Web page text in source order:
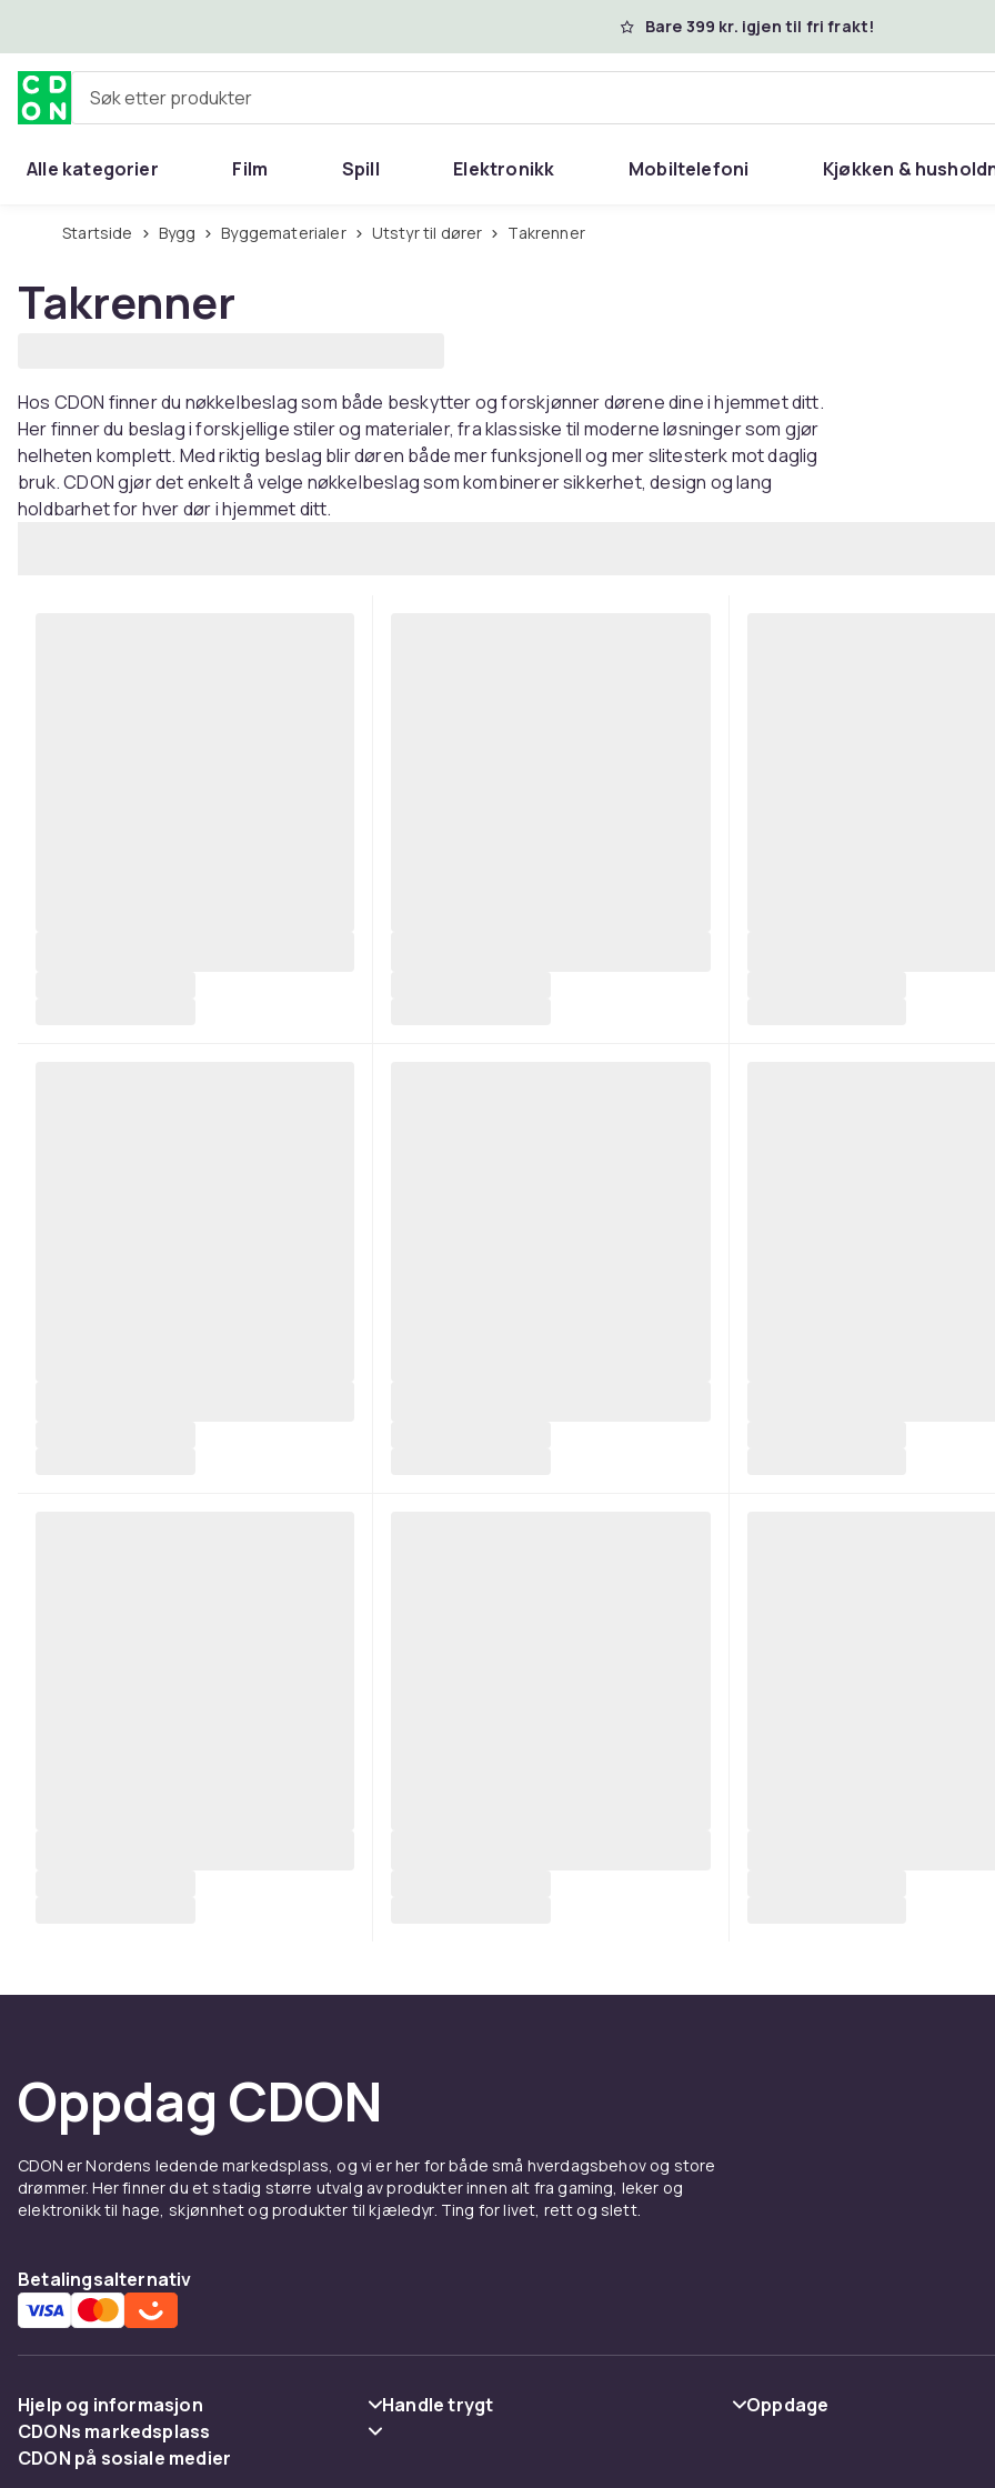
Bare 399 kr. igjen til fri frakt!
Søk etter produkter
Alle kategorier Film Spill Elektronikk Mobiltelefoni Kjøkken &
Startside Bygg Byggematerialer Utstyr til dører Takrenner
Takrenner
Hos CDON finner du nøkkelbeslag som både beskytter og forskjønner dørene dine i hjemmet ditt.
Her finner du beslag i forskjellige stiler og materialer, fra klassiske til moderne løsninger som gjør
helheten komplett. Med riktig beslag blir døren både mer funksjonell og mer slitesterk mot daglig
bruk. CDON gjør det enkelt å velge nøkkelbeslag som kombinerer sikkerhet, design og lang
holdbarhet for hver dør i hjemmet ditt.
Oppdag CDON
CDON er Nordens ledende markedsplass, og vi er her for både små hverdagsbehov og store
drømmer. Her finner du et stadig større utvalg av produkter innen alt fra gaming, leker og
elektronikk til hage, skjønnhet og produkter til kjæledyr. Ting for livet, rett og slett.
Betalingsalternativ
Hjelp og informasjon
Vanlige spørsmål
Handle trygt
Oppdage
CDONs markedsplass
Merchant Help Center
CDON på sosiale medier